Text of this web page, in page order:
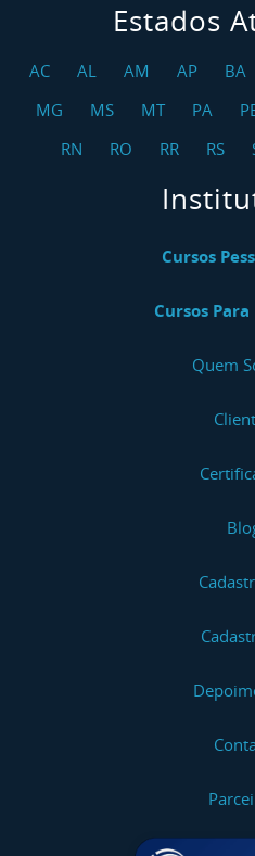
Estados
AC AL AM AP BA
MG
MS MT PA
RN
RO RR RS
Cursos
Cursos
Quem